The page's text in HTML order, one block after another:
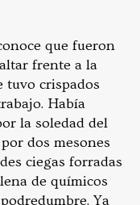
que fueron
frente a la
tuvo crispados
Había
la soledad del
dos mesones
ciegas forradas
de químicos
Ya